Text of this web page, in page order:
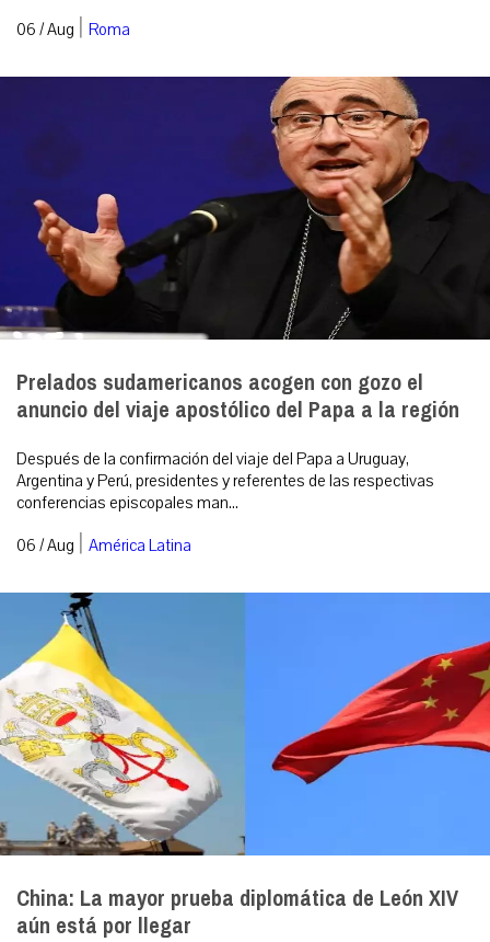
06 / Aug | Roma
Prelados sudamericanos acogen con gozo el
anuncio del viaje apostólico del Papa a la región
Después de la confirmación del viaje del Papa a Uruguay,
Argentina y Perú, presidentes y referentes de las respectivas
conferencias episcopales man...
06 / Aug | América Latina
China: La mayor prueba diplomática de León XIV
aún está por llegar